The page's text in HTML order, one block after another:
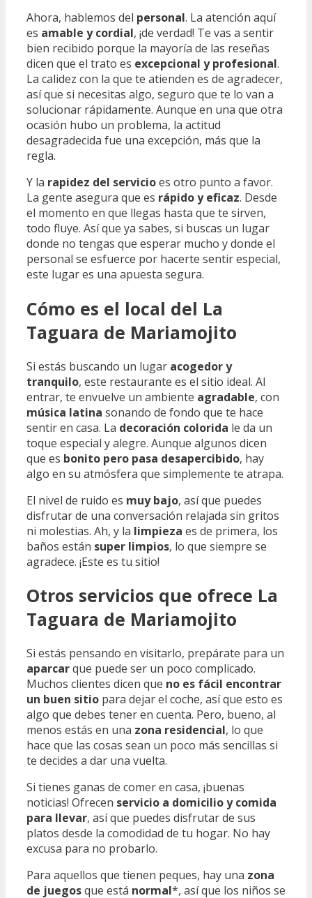
Ahora, hablemos del personal. La atención aquí
es amable y cordial, ¡de verdad! Te vas a sentir
bien recibido porque la mayoría de las reseñas
dicen que el trato es excepcional y profesional.
La calidez con la que te atienden es de agradecer,
así que si necesitas algo, seguro que te lo van a
solucionar rápidamente. Aunque en una que otra
ocasión hubo un problema, la actitud
desagradecida fue una excepción, más que la
regla.
Y la rapidez del servicioes otro punto a favor.
La gente asegura que es rápido y eficaz. Desde
el momento en que llegas hasta que te sirven,
todo fluye. Así que ya sabes, si buscas un lugar
donde no tengas que esperar mucho y donde el
personal se esfuerce por hacerte sentir especial,
este lugar es una apuesta segura.
Cómo es el local del La
Taguara de Mariamojito
Si estás buscando un lugar acogedor y
tranquilo, este restaurante es el sitio ideal. Al
entrar, te envuelve un ambiente agradable, con
música latina sonando de fondo que te hace
sentir en casa. La decoración colorida le da un
toque especial y alegre. Aunque algunos dicen
que es bonito pero pasa desapercibido, hay
algo en su atmósfera que simplemente te atrapa.
El nivel de ruido es muy bajo, así que puedes
disfrutar de una conversación relajada sin gritos
ni molestias. Ah, y la limpieza es de primera, los
baños están super limpios, lo que siempre se
agradece. ¡Este es tu sitio!
Otros servicios que ofrece La
Taguara de Mariamojito
Si estás pensando en visitarlo, prepárate para un
aparcarque puede ser un poco complicado.
Muchos clientes dicen que no es fácil encontrar
un buen sitio para dejar el coche, así que esto es
algo que debes tener en cuenta. Pero, bueno, al
menos estás en una zona residencial, lo que
hace que las cosas sean un poco más sencillas si
te decides a dar una vuelta.
Si tienes ganas de comer en casa, ¡buenas
noticias! Ofrecen servicio a domicilio y comida
para llevar, así que puedes disfrutar de sus
platos desde la comodidad de tu hogar. No hay
excusa para no probarlo.
Para aquellos que tienen peques, hay una zona
de juegosque está normal*, así que los niños se